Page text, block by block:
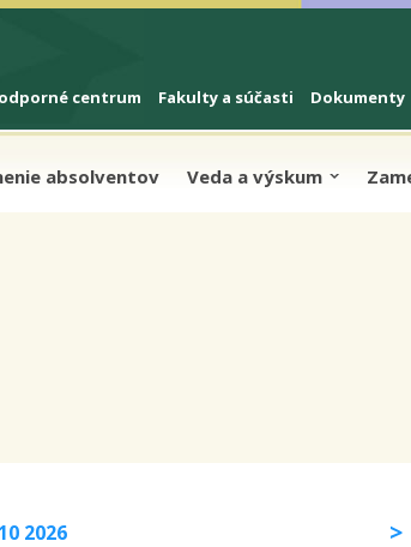
centrum Fakulty a súčasti Dokumenty
absolventov Veda a výskum
2026